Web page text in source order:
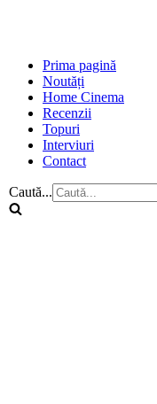
Prima pagină
Noutăți
Home Cinema
Recenzii
Topuri
Interviuri
Contact
Caută...